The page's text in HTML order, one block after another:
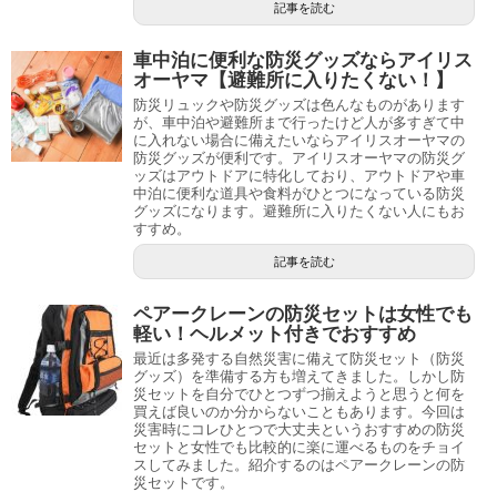
記事を読む
車中泊に便利な防災グッズならアイリス
オーヤマ【避難所に入りたくない！】
防災リュックや防災グッズは色んなものがあります
が、車中泊や避難所まで行ったけど人が多すぎて中
に入れない場合に備えたいならアイリスオーヤマの
防災グッズが便利です。アイリスオーヤマの防災グ
ッズはアウトドアに特化しており、アウトドアや車
中泊に便利な道具や食料がひとつになっている防災
グッズになります。避難所に入りたくない人にもお
すすめ。
記事を読む
ペアークレーンの防災セットは女性でも
軽い！ヘルメット付きでおすすめ
最近は多発する自然災害に備えて防災セット（防災
グッズ）を準備する方も増えてきました。しかし防
災セットを自分でひとつずつ揃えようと思うと何を
買えば良いのか分からないこともあります。今回は
災害時にコレひとつで大丈夫というおすすめの防災
セットと女性でも比較的に楽に運べるものをチョイ
スしてみました。紹介するのはペアークレーンの防
災セットです。